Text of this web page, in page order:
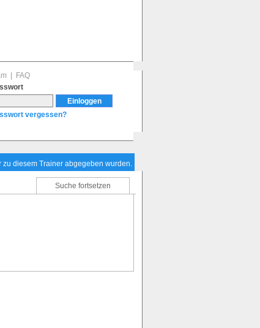
FAQ
vergessen?
diesem Trainer abgegeben wurden.
Suche fortsetzen